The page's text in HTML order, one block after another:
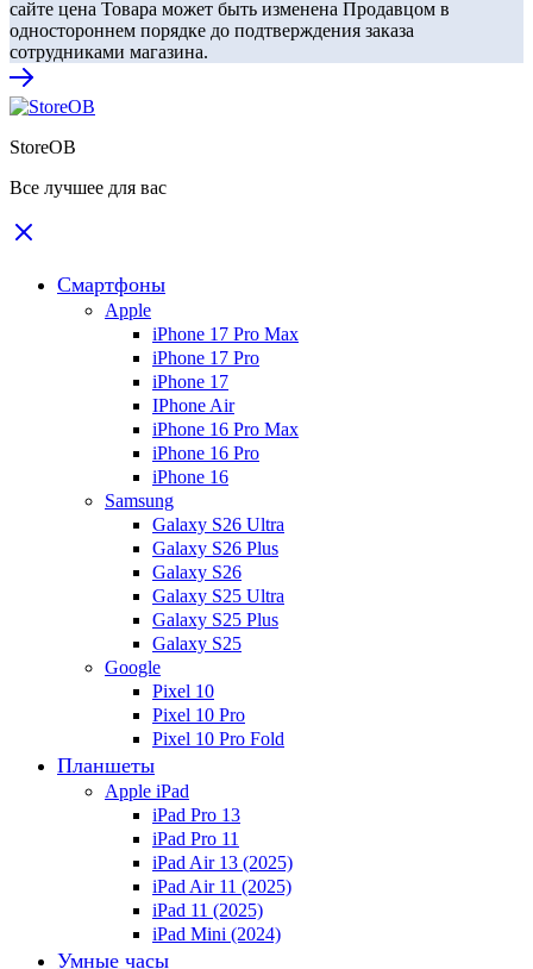
сайте цена Товара может быть изменена Продавцом в
одностороннем порядке до подтверждения заказа
сотрудниками магазина.
StoreOB
Все лучшее для вас
Смартфоны
Apple
iPhone 17 Pro Max
iPhone 17 Pro
iPhone 17
IPhone Air
iPhone 16 Pro Max
iPhone 16 Pro
iPhone 16
Samsung
Galaxy S26 Ultra
Galaxy S26 Plus
Galaxy S26
Galaxy S25 Ultra
Galaxy S25 Plus
Galaxy S25
Google
Pixel 10
Pixel 10 Pro
Pixel 10 Pro Fold
Планшеты
Apple iPad
iPad Pro 13
iPad Pro 11
iPad Air 13 (2025)
iPad Air 11 (2025)
iPad 11 (2025)
iPad Mini (2024)
Умные часы